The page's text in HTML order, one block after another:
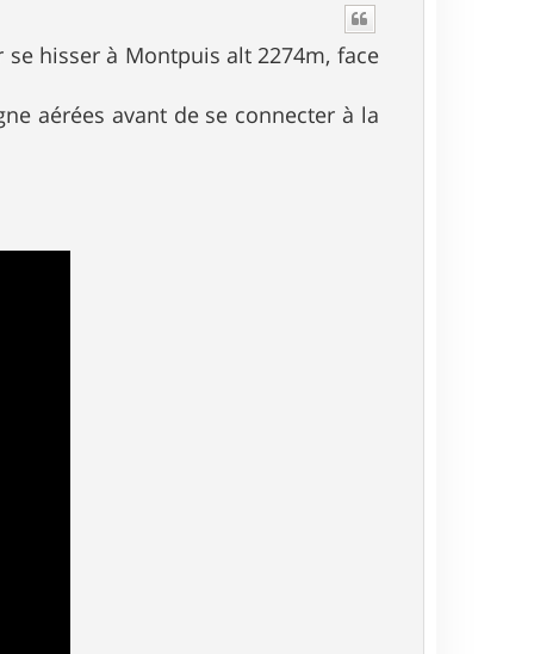
hisser à Montpuis alt 2274m, face
aérées avant de se connecter à la